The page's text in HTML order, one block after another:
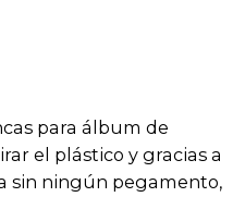
para álbum de
el plástico y gracias a
sin ningún pegamento,